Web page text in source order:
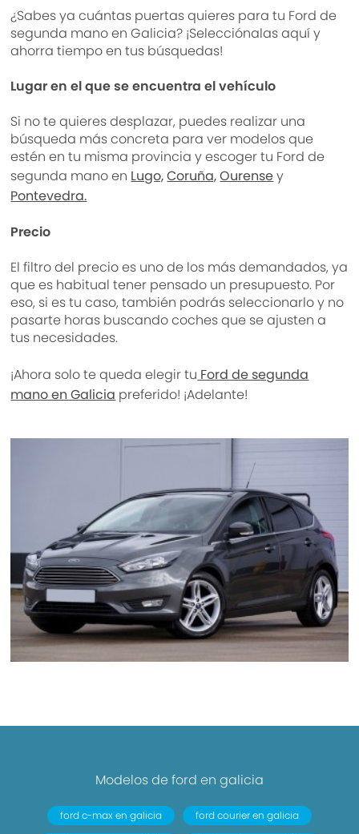
¿Sabes ya cuántas puertas quieres para tu Ford de
segunda mano en Galicia? ¡Selecciónalas aquí y
ahorra tiempo en tus búsquedas!
Lugar en el que se encuentra el vehículo
Si no te quieres desplazar, puedes realizar una
búsqueda más concreta para ver modelos que
estén en tu misma provincia y escoger tu Ford de
segunda mano en Lugo,Coruña,Ourensey
Pontevedra.
Precio
El filtro del precio es uno de los más demandados, ya
que es habitual tener pensado un presupuesto. Por
eso, si es tu caso, también podrás seleccionarlo y no
pasarte horas buscando coches que se ajusten a
tus necesidades.
¡Ahora solo te queda elegir tu Ford de segunda
mano en Galicia preferido! ¡Adelante!
Modelos de ford en galicia
ford c-max en galicia
ford courier en galicia